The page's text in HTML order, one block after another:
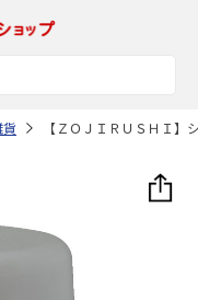
貨 【ＺＯＪＩＲＵＳＨＩ